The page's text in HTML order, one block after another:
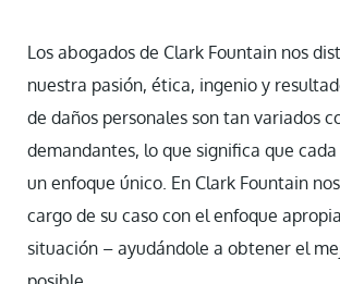
Los abogados de Clark Fountain nos
nuestra pasión, ética, ingenio y
de daños personales son tan variados
demandantes, lo que significa que
un enfoque único. En Clark Fountain
cargo de su caso con el enfoque
situación – ayudándole a obtener el